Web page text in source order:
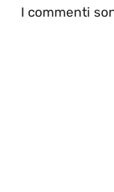
I commenti